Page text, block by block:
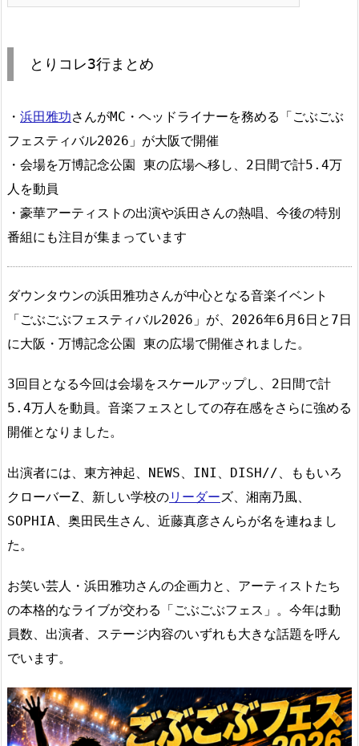
とりコレ3行まとめ
・ 浜田雅功さんがMC・ヘッドライナーを務める「ごぶごぶ
フェスティバル2026」が大阪で開催
・会場を万博記念公園 東の広場へ移し、2日間で計5.4万
人を動員
・豪華アーティストの出演や浜田さんの熱唱、今後の特別
番組にも注目が集まっています
ダウンタウンの浜田雅功さんが中心となる音楽イベント
「ごぶごぶフェスティバル2026」が、2026年6月6日と7日
に大阪・万博記念公園 東の広場で開催されました。
3回目となる今回は会場をスケールアップし、2日間で計
5.4万人を動員。音楽フェスとしての存在感をさらに強める
開催となりました。
出演者には、東方神起、NEWS、INI、DISH//、ももいろ
クローバーZ、新しい学校のリーダーズ、湘南乃風、
SOPHIA、奥田民生さん、近藤真彦さんらが名を連ねまし
た。
お笑い芸人・浜田雅功さんの企画力と、アーティストたち
の本格的なライブが交わる「ごぶごぶフェス」。今年は動
員数、出演者、ステージ内容のいずれも大きな話題を呼ん
でいます。